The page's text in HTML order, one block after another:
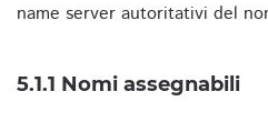
name server autoritativi del
5.1.1 Nomi assegnabili